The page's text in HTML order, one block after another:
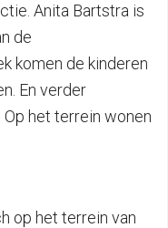
Anita Bartstra is
de
komen de kinderen
En verder
het terrein wonen
op het terrein van